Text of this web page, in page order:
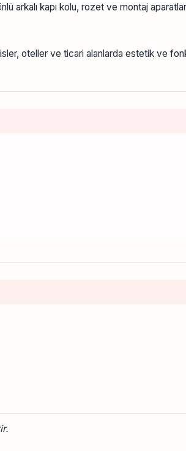
arkalı kapı kolu, rozet ve montaj
oteller ve ticari alanlarda estetik ve